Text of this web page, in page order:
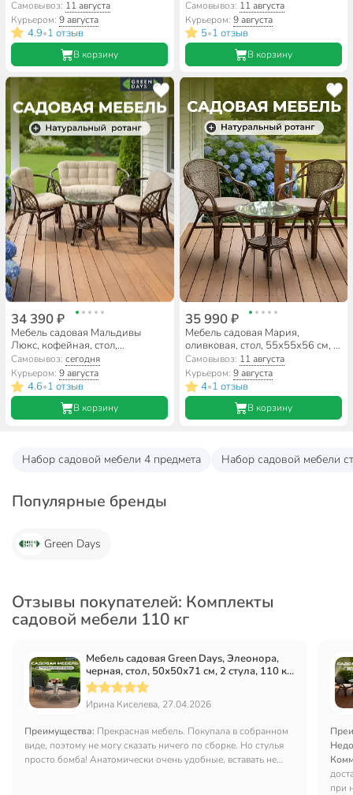
кресла, подушка бежевая, 110
кг
Самовывоз: 11 августа
Курьером:9 августа
4.9•1 отзыв
В корзину
кресла, подушка бежевая, 110
кг, IND03-ЛЮКС
Самовывоз: 11 августа
Курьером: 9 августа
5•1 отзыв
В корзину
34 390 ₽
Мебель садовая Мальдивы
Люкс, кофейная, стол,
55х55х56 см, 2 кресла, 1 диван,
подушка бежевая, 110 кг,
114х73х65 см, IND12-ЛЮКС
Самовывоз:сегодня
Курьером:9 августа
4.6•1 отзыв
В корзину
35 990 ₽
Мебель садовая Мария,
оливковая, стол, 55х55х56 см, 2
кресла, подушка бежевая, 110
кг, подушка бежевая, IND11B
Самовывоз: 11 августа
Курьером: 9 августа
4•1 отзыв
В корзину
Набор садовой мебели 4 предмета Набор садовой мебели
Популярные бренды
Green Days
Отзывы покупателей: Комплекты
садовой мебели 110 кг
Мебель садовая Green Days, Элеонора,
черная, стол, 50х50х71 см, 2 стула, 110 кг,
YTCT013
Ирина Киселева, 27.04.2026
Преимущества: Прекрасная мебель. Покупала в собранном
виде, поэтому не могу сказать ничего по сборке. Но стулья
просто бомба! Анатомически очень удобные, вставать не
при